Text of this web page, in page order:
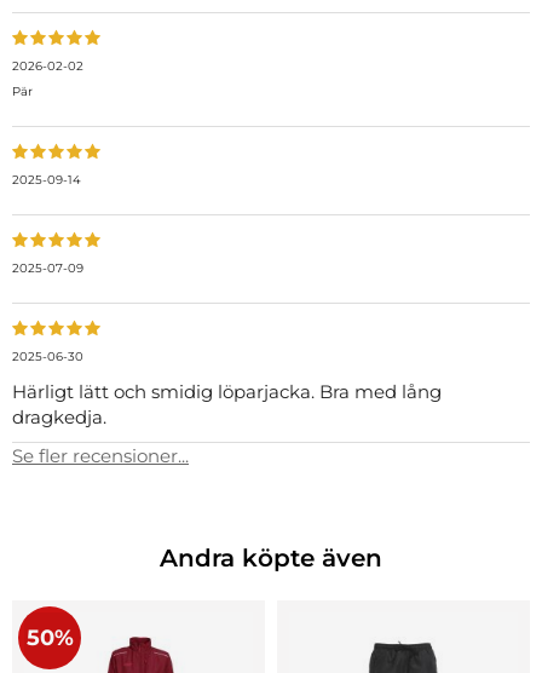
2026-02-02
Pär
2025-09-14
2025-07-09
2025-06-30
Härligt lätt och smidig löparjacka. Bra med lång
dragkedja.
Se fler recensioner...
Andra köpte även
50%